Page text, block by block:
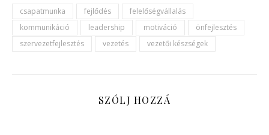
csapatmunka fejlődés
felelőségvállalás
kommunikáció
leadership motiváció
önfejlesztés
szervezetfejlesztés
vezetés vezetői készségek
SZÓLJ HOZZÁ